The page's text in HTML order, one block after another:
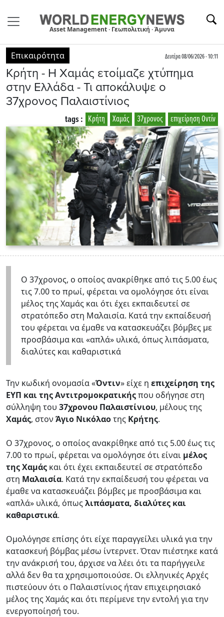
Asset Management · Γεωπολιτική · Άμυνα
Επικαιρότητα Δευτέρα 08/06/2026 - 10:11
Κρήτη - Η Χαμάς ετοίμαζε χτύπημα
στην Ελλάδα - Τι αποκάλυψε ο
37χρονος Παλαιστίνιος
επιχείρηση Οντίν
37χρονος
Χαμάς
Κρήτη
tags :
Ο 37χρονος, ο οποίος ανακρίθηκε από τις 5.00 έως
τις 7.00 το πρωί, φέρεται να ομολόγησε ότι είναι
μέλος της Χαμάς και ότι έχει εκπαιδευτεί σε
στρατόπεδο στη Μαλαισία. Κατά την εκπαίδευσή
του φέρεται να έμαθε να κατασκευάζει βόμβες με
προσβάσιμα και «απλά» υλικά, όπως λιπάσματα,
διαλύτες και καθαριστικά
Την κωδική ονομασία «Όντιν» είχε η επιχείρηση της
ΕΥΠ και της Αντιτρομοκρατικήςπου οδήγησε στη
σύλληψη του 37χρονου Παλαιστίνιου, μέλους της
Χαμάς, στον Άγιο Νικόλαοτης Κρήτης.
Ο 37χρονος, ο οποίος ανακρίθηκε από τις 5.00 έως τις
7.00 το πρωί, φέρεται να ομολόγησε ότι είναι μέλος
της Χαμάς και ότι έχει εκπαιδευτεί σε στρατόπεδο
στη Μαλαισία. Κατά την εκπαίδευσή του φέρεται να
έμαθε να κατασκευάζει βόμβες με προσβάσιμα και
«απλά» υλικά, όπωςλιπάσματα, διαλύτες και
καθαριστικά.
Ομολόγησε επίσης ότι είχε παραγγείλει υλικά για την
κατασκευή βόμβας μέσω ίντερνετ. Όταν πιέστηκε κατά
την ανάκρισή του, άρχισε να λέει ότι τα παρήγγειλε
αλλά δεν θα τα χρησιμοποιούσε. Οι ελληνικές Αρχές
πιστεύουν ότι ο Παλαιστίνιος ήταν επιχειρησιακό
μέλος της Χαμάς και ότι περίμενε την εντολή για την
ενεργοποίησή του.